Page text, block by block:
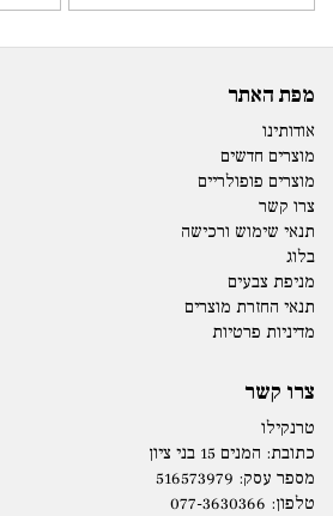
מפת האתר
אודותינו
מוצרים חדשים
מוצרים פופולריים
צרו קשר
תנאי שימוש ורכישה
בלוג
מניפת צבעים
תנאי החזרת מוצרים
מדיניות פרטיות
צרו קשר
טרנקילו
כתובת: המנים 15 בני ציון
מספר עסק: 516573979
טלפון: 077-3630366